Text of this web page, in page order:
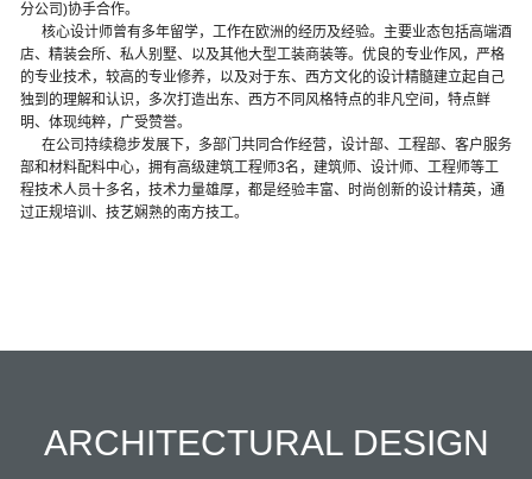
About
Parnter
分公司)协手合作。
核心设计师曾有多年留学，工作在欧洲的经历及经验。主要业态包括高端酒
店、精装会所、私人别墅、以及其他大型工装商装等。优良的专业作风，严格
的专业技术，较高的专业修养，以及对于东、西方文化的设计精髓建立起自己
独到的理解和认识，多次打造出东、西方不同风格特点的非凡空间，特点鲜
明、体现纯粹，广受赞誉。
在公司持续稳步发展下，多部门共同合作经营，设计部、工程部、客户服务
部和材料配料中心，拥有高级建筑工程师3名，建筑师、设计师、工程师等工
程技术人员十多名，技术力量雄厚，都是经验丰富、时尚创新的设计精英，通
过正规培训、技艺娴熟的南方技工。
ARCHITECTURAL DESIGN